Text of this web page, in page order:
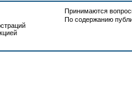
Принимаются
По содержанию